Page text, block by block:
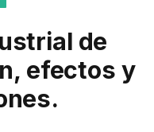
de
efectos y